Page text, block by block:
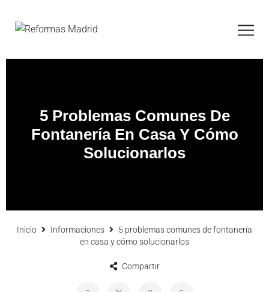
5 Problemas Comunes De
Fontanería En Casa Y Cómo
Solucionarlos
Inicio Informaciones
5 problemas comunes de fontanería
en casa y cómo solucionarlos
Compartir